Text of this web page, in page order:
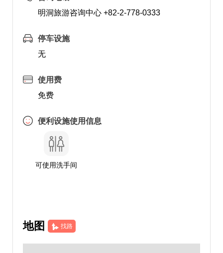
明洞旅游咨询中心 +82-2-778-0333
停车设施
无
使用费
免费
便利设施使用信息
可使用洗手间
地图 找路